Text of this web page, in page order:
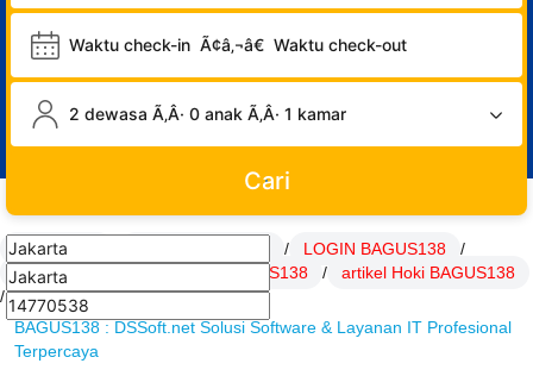
Waktu check-in Ã¢â‚¬â€ Waktu check-out
2 dewasa Ã‚Â· 0 anak Ã‚Â· 1 kamar
Cari
BAGUS138 / LOGIN BAGUS138
/
Link BAGUS138
SITUS BAGUS138 /
artikel Hoki BAGUS138
/
BAGUS138 : DSSoft.net Solusi Software & Layanan IT Profesional
Terpercaya